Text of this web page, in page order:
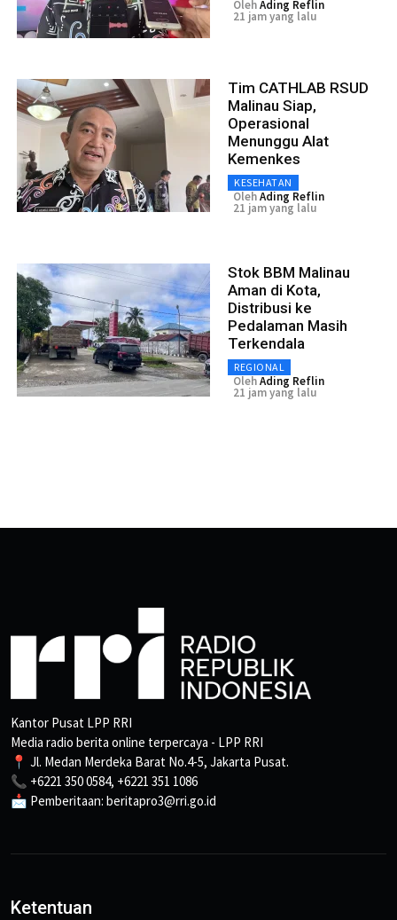
OlehAding Reflin
21 jam yang lalu
Tim CATHLAB RSUD
Malinau Siap,
Operasional
Menunggu Alat
Kemenkes
KESEHATAN
OlehAding Reflin
21 jam yang lalu
Stok BBM Malinau
Aman di Kota,
Distribusi ke
Pedalaman Masih
Terkendala
REGIONAL
OlehAding Reflin
21 jam yang lalu
Kantor Pusat LPP RRI
Media radio berita online terpercaya - LPP RRI
📍 Jl. Medan Merdeka Barat No.4-5, Jakarta Pusat.
📞 +6221 350 0584, +6221 351 1086
📩 Pemberitaan: beritapro3@rri.go.id
Ketentuan